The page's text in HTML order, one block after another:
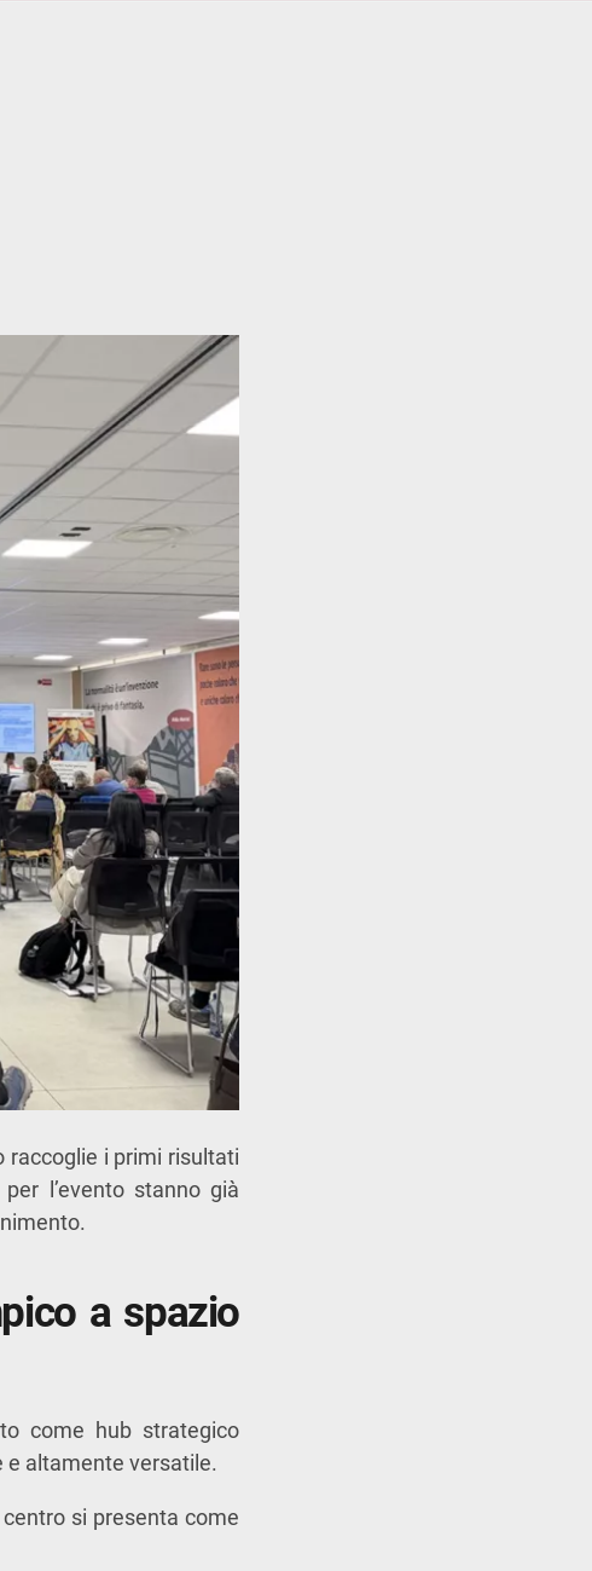
raccoglie i primi risultati
l’evento stanno già
a spazio
come hub strategico
e altamente versatile.
si presenta come